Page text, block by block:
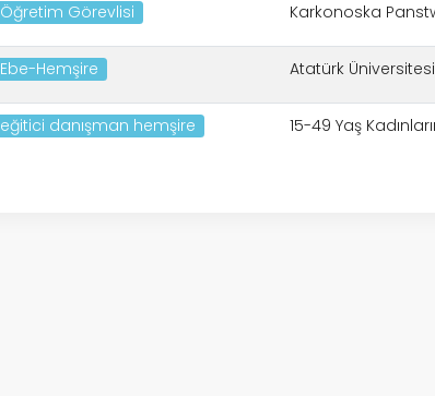
Öğretim Görevlisi Karkonoska
Ebe-Hemşire Atatürk
eğitici danışman hemşire 15-49 Yaş